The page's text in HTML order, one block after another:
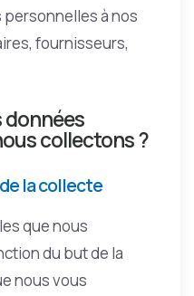
à nos
fournisseurs,
données
collectons ?
la collecte
que nous
du but de la
nous vous